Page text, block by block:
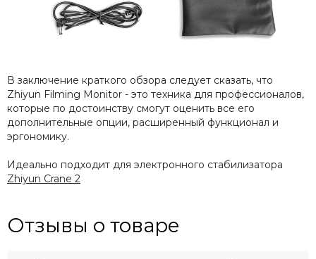
В заключение краткого обзора следует сказать, что
Zhiyun Filming Monitor - это техника для профессионалов,
которые по достоинству смогут оценить все его
дополнительные опции, расширенный функционал и
эргономику.
Идеально подходит для электронного стабилизатора
Zhiyun Crane 2
Отзывы о товаре